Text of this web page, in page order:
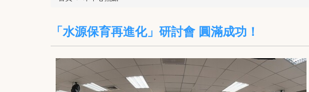
「水源保育再進化」研討會 圓滿成功！